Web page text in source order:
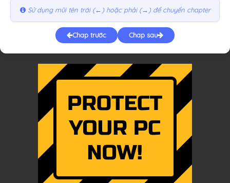
Sử dụng mũi tên trái (←) hoặc phải (→) để chuyển chapter
Chap trước Chap sau